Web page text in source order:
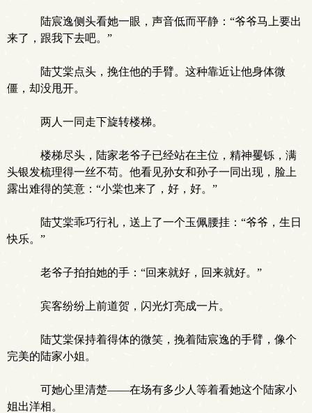
陆宸逸侧头看她一眼，声音低而平静：“爷爷马上要出
来了，跟我下去吧。”
陆艾棠点头，挽住他的手臂。这种靠近让他身体微
僵，却没甩开。
两人一同走下旋转楼梯。
楼梯尽头，陆家老爷子已经站在主位，精神矍铄，满
头银发梳理得一丝不苟。他看见孙女和孙子一同出现，脸上
露出难得的笑意：“小棠也来了，好，好。”
陆艾棠乖巧行礼，送上了一个玉佩腰挂：“爷爷，生日
快乐。”
老爷子拍拍她的手：“回来就好，回来就好。”
宾客纷纷上前道贺，闪光灯亮成一片。
陆艾棠保持着得体的微笑，挽着陆宸逸的手臂，像个
完美的陆家小姐。
可她心里清楚——在场有多少人等着看她这个陆家小
姐出洋相。